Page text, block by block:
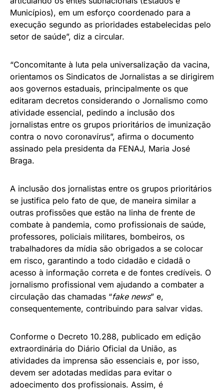
Municípios), em um esforço coordenado para a
execução segundo as prioridades estabelecidas pelo
setor de saúde”, diz a circular.
“Concomitante à luta pela universalização da vacina,
orientamos os Sindicatos de Jornalistas a se dirigirem
aos governos estaduais, principalmente os que
editaram decretos considerando o Jornalismo como
atividade essencial, pedindo a inclusão dos
jornalistas entre os grupos prioritários de imunização
contra o novo coronavírus”, afirma o documento
assinado pela presidenta da FENAJ, Maria José
Braga.
A inclusão dos jornalistas entre os grupos prioritários
se justifica pelo fato de que, de maneira similar a
outras profissões que estão na linha de frente de
combate à pandemia, como profissionais de saúde,
professores, policiais militares, bombeiros, os
trabalhadores da mídia são obrigados a se colocar
em risco, garantindo a todo cidadão e cidadã o
acesso à informação correta e de fontes credíveis. O
jornalismo profissional vem ajudando a combater a
circulação das chamadas “fake news” e,
consequentemente, contribuindo para salvar vidas.
Conforme o Decreto 10.288, publicado em edição
extraordinária do Diário Oficial da União, as
atividades da imprensa são essenciais e, por isso,
devem ser adotadas medidas para evitar o
adoecimento dos profissionais. Assim, é